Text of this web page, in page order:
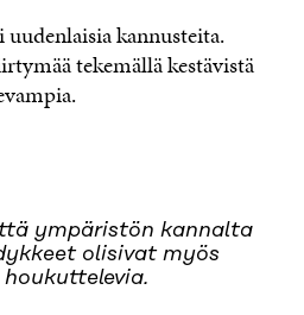
kannusteita.
tekemällä kestävistä
ympäristön kannalta
olisivat myös